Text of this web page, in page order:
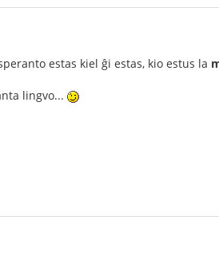
estas kiel ĝi estas, kio estus la
lingvo...